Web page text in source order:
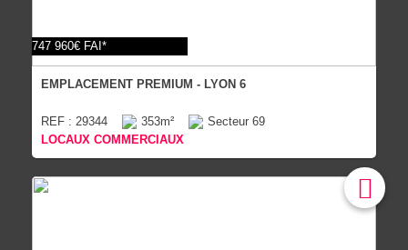
747 960€ FAI*
EMPLACEMENT PREMIUM - LYON 6
REF : 29344 353m²
Secteur 69
LOCAUX COMMERCIAUX